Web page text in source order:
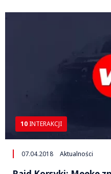
10 INTERAKCJI
07.04.2018 Aktualności